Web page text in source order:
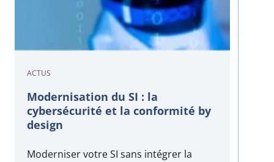
ACTUS
Modernisation du SI : la
cybersécurité et la conformité by
design
Moderniser votre SI sans intégrer la